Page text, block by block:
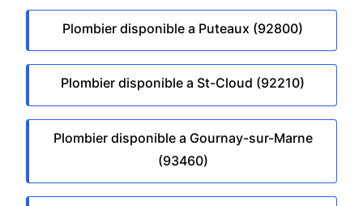
Plombier disponible a Puteaux (92800)
Plombier disponible a St-Cloud (92210)
Plombier disponible a Gournay-sur-Marne
(93460)